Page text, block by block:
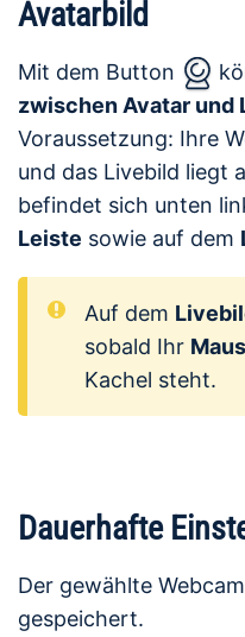
Avatarbild
Mit dem Button
zwischen Avatar und
Voraussetzung: Ihre
und das Livebild liegt
befindet sich unten
Leiste sowie auf dem
Auf dem
sobald Ihr
Kachel steht.
Dauerhafte
Der gewählte
gespeichert.